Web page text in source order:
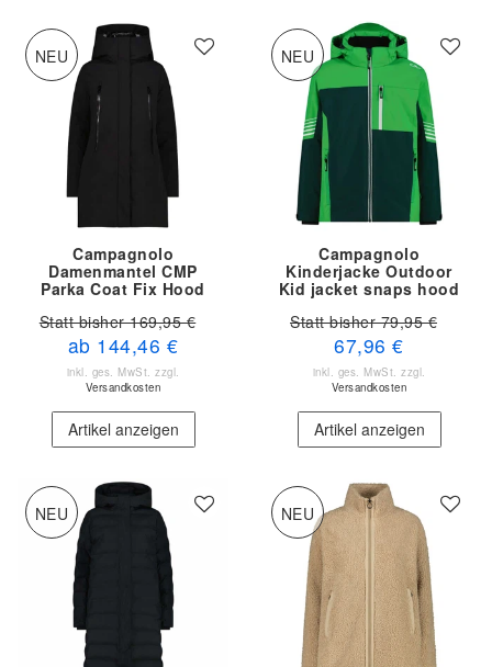
NEU
Campagnolo
Damenmantel CMP
Parka Coat Fix Hood
Statt bisher 169,95 €
ab 144,46 €
inkl. ges. MwSt. zzgl.
Versandkosten
Artikel anzeigen
NEU
Campagnolo
Kinderjacke Outdoor
Kid jacket snaps hood
35W0284 E958
Statt bisher 79,95 €
67,96 €
inkl. ges. MwSt. zzgl.
Versandkosten
Artikel anzeigen
NEU NEU